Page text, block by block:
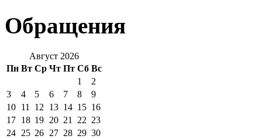
Обращения
Август 2026
Пн Вт Ср Чт Пт Сб Вс
1
2
3
4 5 6 7 8
9
10 11 12 13 14 15 16
17 18 19 20 21 22 23
24 25 26 27 28 29 30